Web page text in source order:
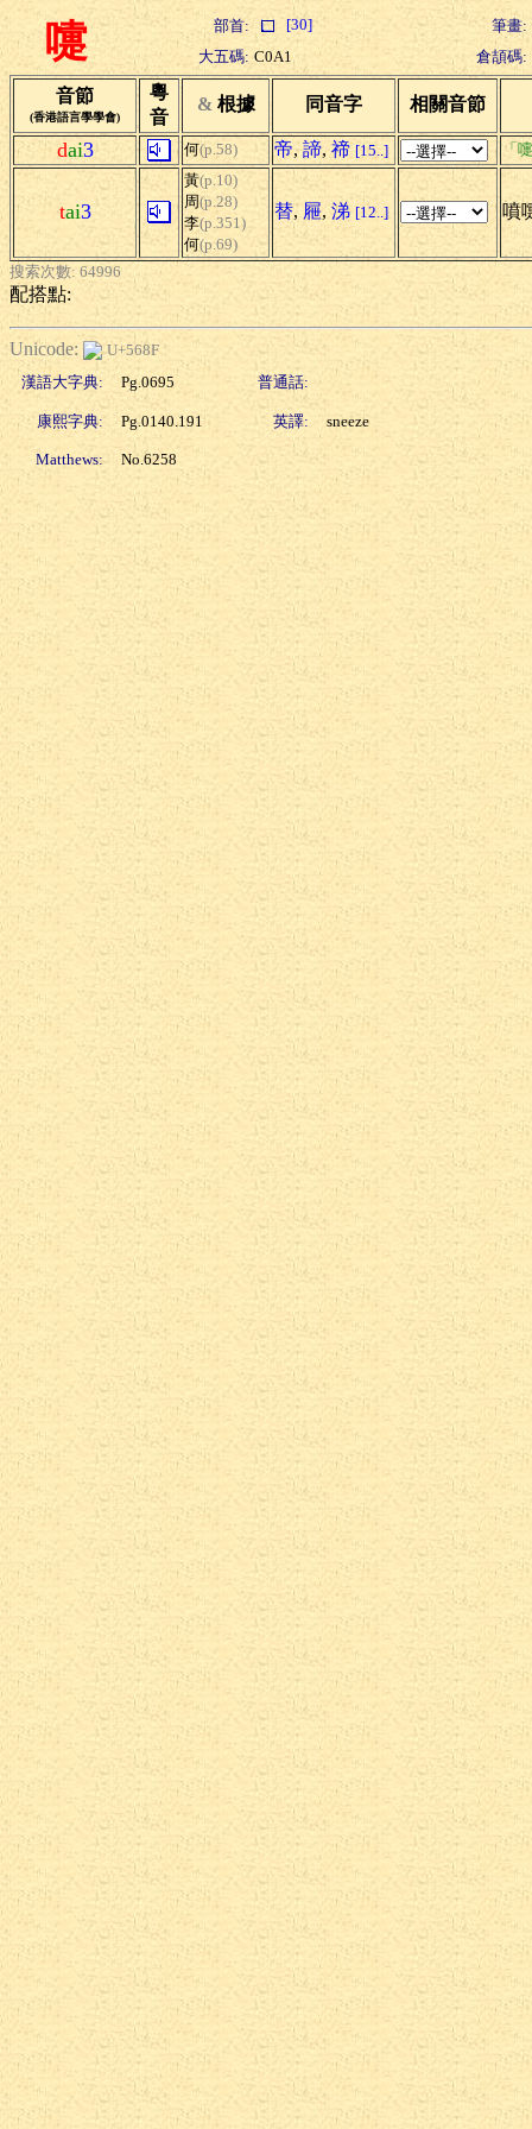
嚏 部首: [30]
筆畫:
大五碼: C0A1 倉頡碼:
音節
(香港語言學學會)
粵
音
& 根據 同音字 相關音節
dai3 何(p.58) 帝, 諦, 禘 [15..] 「
tai3
黃(p.10)
周(p.28)
李(p.351)
何(p.69)
替, 屜, 涕 [12..] 噴
搜索次數: 64996
配搭點:
Unicode:
U+568F
漢語大字典:
Pg.0695 普通話:
康熙字典: Pg.0140.191 英譯: sneeze
Matthews: No.6258